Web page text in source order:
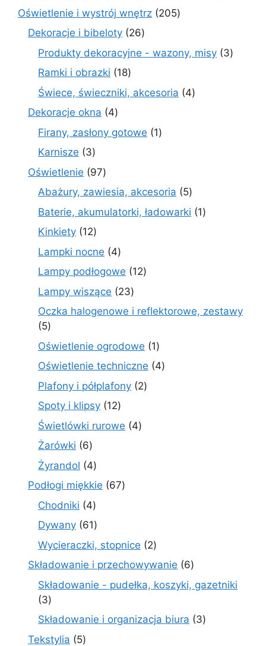
Oświetlenie i wystrój wnętrz 205205
Dekoracje i bibeloty 2626
Produkty dekoracyjne - wazony, misy 33
Ramki i obrazki 1818
produktów
Świece, świeczniki, akcesoria 44
Dekoracje okna 44
produkty
Firany, zasłony gotowe 11
Karnisze 33
produkty
Oświetlenie 9797
produktów
Abażury, zawiesia, akcesoria 55
produktów
Baterie, akumulatorki, ładowarki 11
Kinkiety 1212
produktów
Lampki nocne 44
produkty
Lampy podłogowe 1212
Lampy wiszące 2323
produkty
Oczka halogenowe i reflektorowe, zestawy
55
produktów
Oświetlenie ogrodowe 11
produkt
Oświetlenie techniczne 44
Plafony i półplafony 22
Spoty i klipsy 1212
produktów
Świetlówki rurowe 44
Żarówki 66
produktów
Żyrandol 44
produkty
Podłogi miękkie 6767
Chodniki 44
produkty
Dywany 6161
produktów
Wycieraczki, stopnice 22
produkty
Składowanie i przechowywanie 66
produktów
Składowanie - pudełka, koszyki, gazetniki
33
produkty
Składowanie i organizacja biura 33
Tekstylia 55